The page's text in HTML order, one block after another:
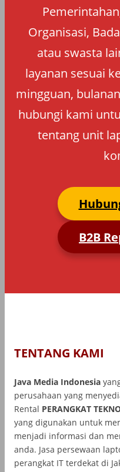
Organisasi,
atau swasta
layanan sesuai
mingguan,
hubungi kami
tentang unit
B2B
TENTANG KAMI
Java Media Indonesia
perusahaan yang
Rental PERANGKAT
yang digunakan untuk
menjadi informasi dan
anda. Jasa persewaan
perangkat IT terdekat di